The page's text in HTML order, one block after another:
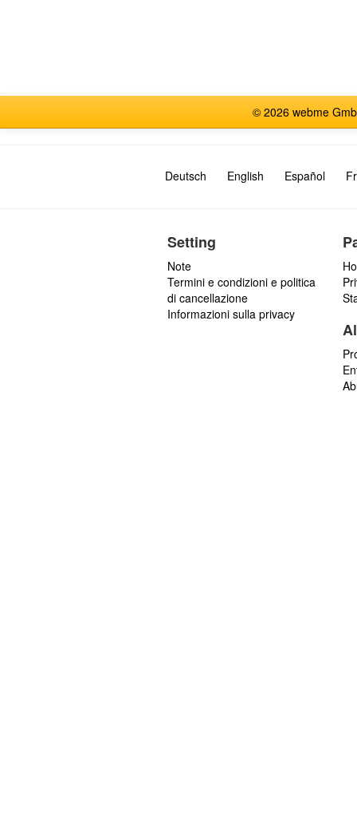
© 2026 webme
Deutsch English Español
Setting
Note
Termini e condizioni e politica
di cancellazione
Informazioni sulla privacy